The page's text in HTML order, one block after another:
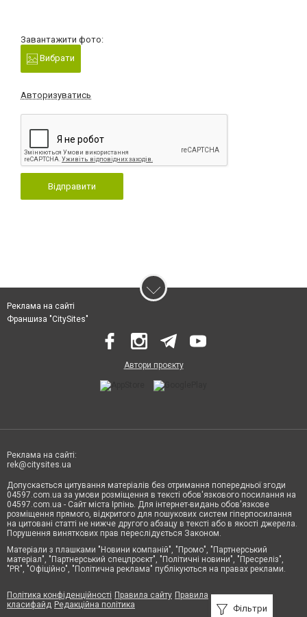
Завантажити фото:
Вибрати
Авторизуватись
Відправити
Фільтри
Реклама на сайті
Франшиза "CitySites"
Автори проєкту
Реклама на сайті:
rek@citysites.ua
Допускається цитування матеріалів без отримання попередньої згоди
04597.com.ua за умови розміщення в тексті обов'язкового посилання на
04597.com.ua - Сайт міста Ірпінь. Для інтернет-видань обов'язкове
розміщення прямого, відкритого для пошукових систем гіперпосилання
на цитовані статті не нижче другого абзацу в тексті або в якості джерела.
Порушення виняткових прав переслідується Законом.
Матеріали з плашками "Новини компаній", "Промо", "Партнерський
матеріал", "Партнерський спецпроєкт", "Політичні новини", "Пресреліз",
"PR", "Офіційно", "Політична реклама" публікуються на правах реклами.
Політика конфіденційності Правила сайту Правила
класифайд Редакційна політика